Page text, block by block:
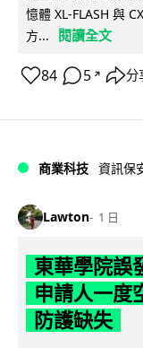
憶體 XL-FLASH 與
方...
閱讀全文
84 5 ↗ 分
商業科技 資訊保
Lawton 1 日
東華學院誤
申請人一度
防護缺失